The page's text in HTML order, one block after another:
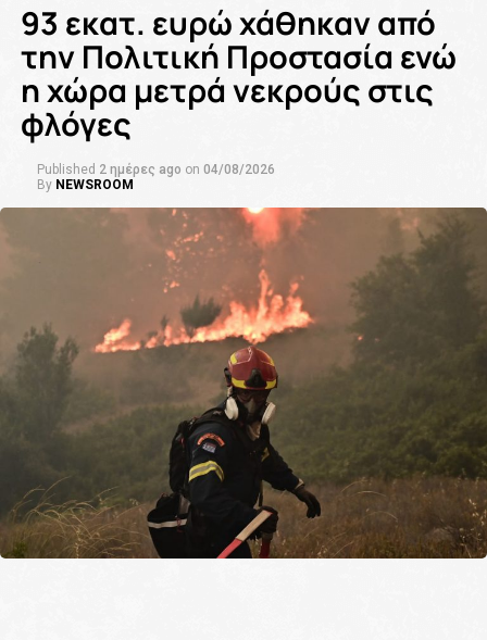
93 εκατ. ευρώ χάθηκαν από
την Πολιτική Προστασία ενώ
η χώρα μετρά νεκρούς στις
φλόγες
Published 2 ημέρες ago on 04/08/2026
By NEWSROOM